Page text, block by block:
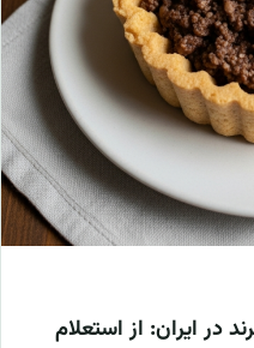
در ایران: از استعلام